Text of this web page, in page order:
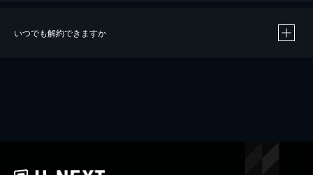
いつでも解約できますか